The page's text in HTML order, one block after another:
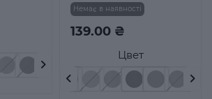
Цвет
139.00 ₴
Немає в наявності